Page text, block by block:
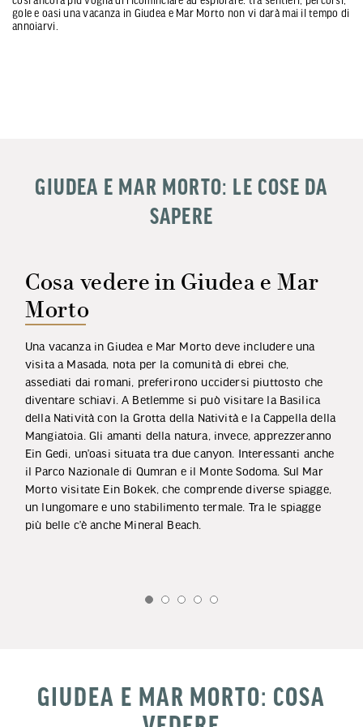
gole e oasi una vacanza in Giudea e Mar Morto non vi darà mai il tempo di
annoiarvi.
GIUDEA E MAR MORTO: LE COSE DA
SAPERE
Cosa vedere in Giudea e Mar
Morto
Una vacanza in Giudea e Mar Morto deve includere una
visita a Masada, nota per la comunità di ebrei che,
assediati dai romani, preferirono uccidersi piuttosto che
diventare schiavi. A Betlemme si può visitare la Basilica
della Natività con la Grotta della Natività e la Cappella della
Mangiatoia. Gli amanti della natura, invece, apprezzeranno
Ein Gedi, un’oasi situata tra due canyon. Interessanti anche
il Parco Nazionale di Qumran e il Monte Sodoma. Sul Mar
Morto visitate Ein Bokek, che comprende diverse spiagge,
un lungomare e uno stabilimento termale. Tra le spiagge
più belle c’è anche Mineral Beach.
GIUDEA E MAR MORTO: COSA